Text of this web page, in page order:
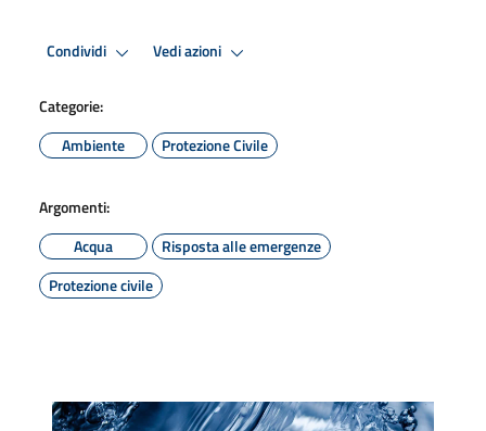
Condividi Vedi azioni
Categorie:
Ambiente
Protezione Civile
Argomenti:
Acqua
Risposta alle emergenze
Protezione civile